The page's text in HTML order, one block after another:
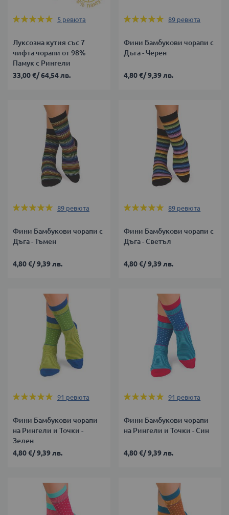
Оценка:
5 ревюта
Луксозна кутия със 7
чифта чорапи от 98%
Памук с Рингели
33,00 €/64,54 лв.
Оценка:
89 ревюта
Фини Бамбукови чорапи с
Дъга - Черен
4,80 €/9,39 лв.
Оценка:
89 ревюта
Фини Бамбукови чорапи с
Дъга - Тъмен
4,80 €/9,39 лв.
Оценка:
89 ревюта
Фини Бамбукови чорапи с
Дъга - Светъл
4,80 €/9,39 лв.
Оценка:
91 ревюта
Фини Бамбукови чорапи
на Рингели и Точки -
Зелен
4,80 €/9,39 лв.
Оценка:
91 ревюта
Фини Бамбукови чорапи
на Рингели и Точки - Син
4,80 €/9,39 лв.